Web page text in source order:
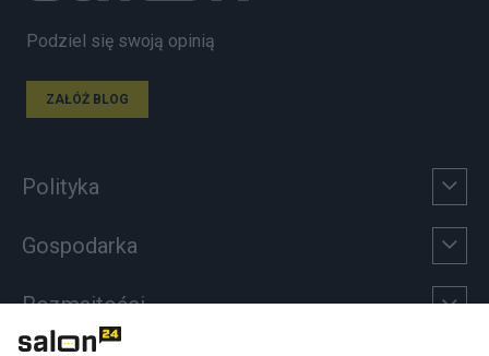
Podziel się swoją opinią
ZAŁÓŻ BLOG
Polityka
Gospodarka
Rozmaitości